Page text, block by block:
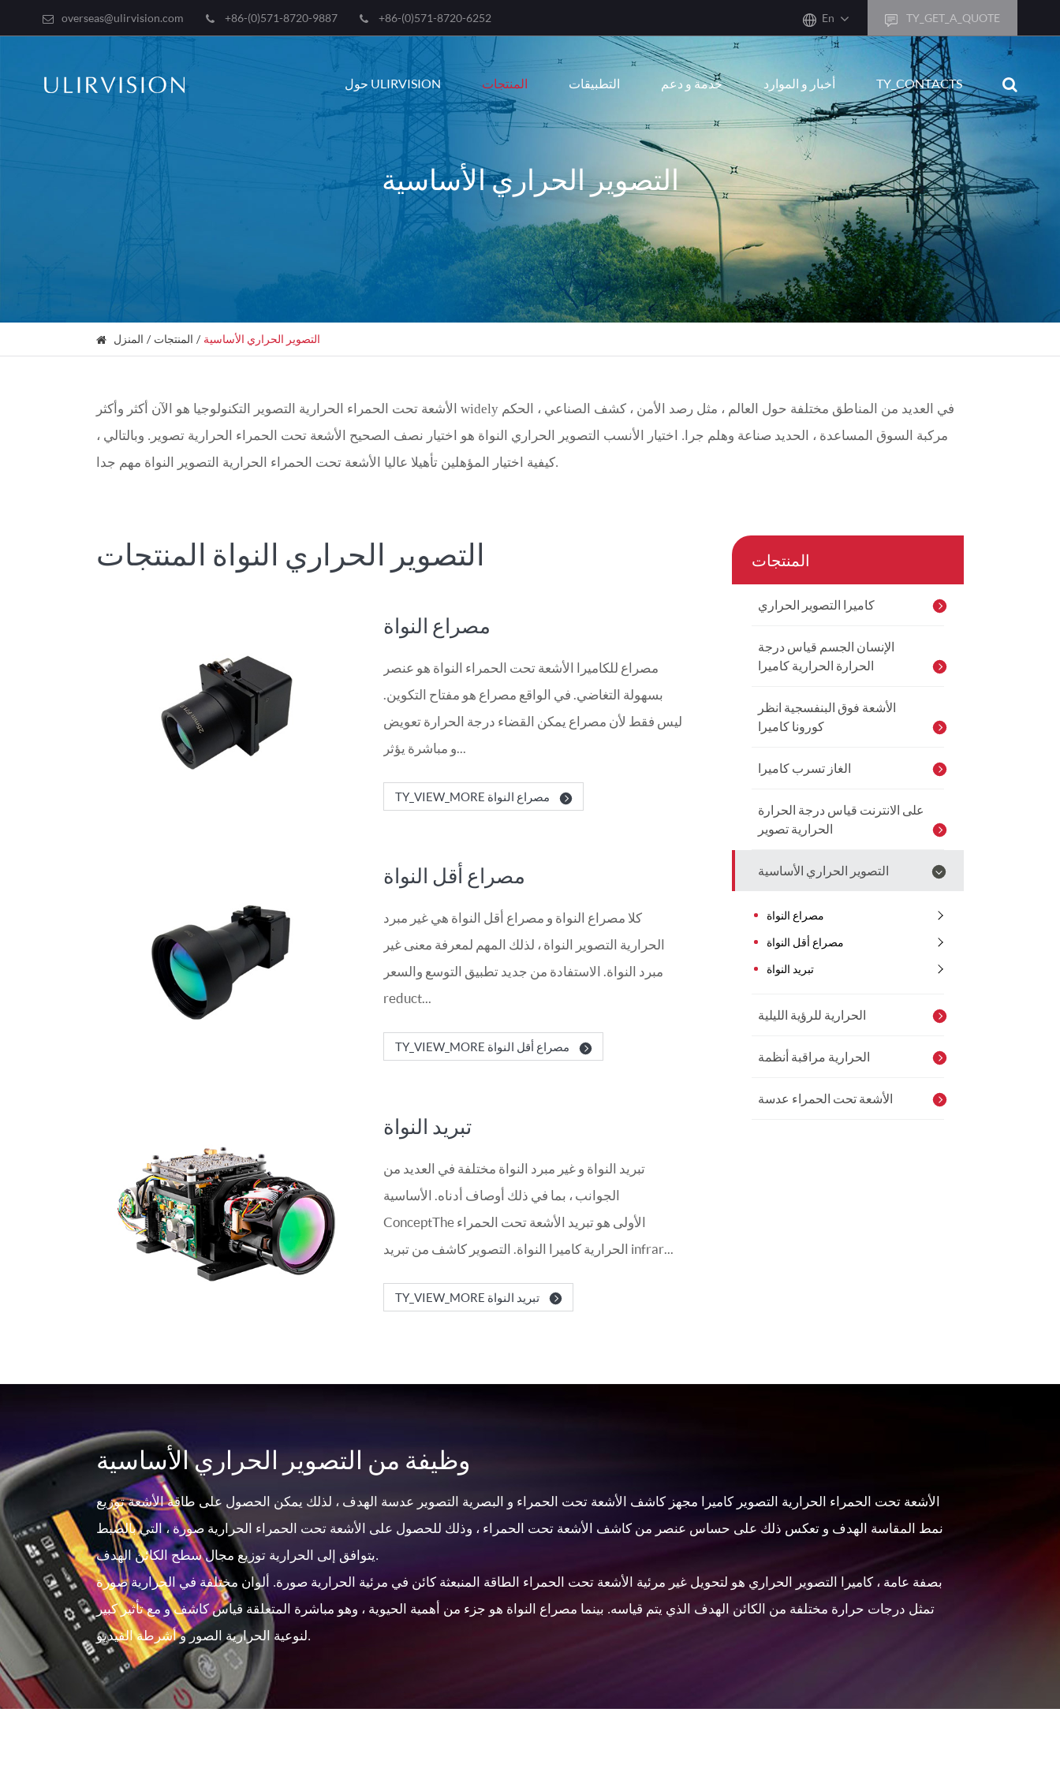
overseas@ulirvision.com +86-(0)571-8720-9887 +86-(0)571-8720-6252 En
English
한국어
français
Deutsch
Español
русский
português
Indonesia
TY_CHINAS
TY_GET_A_QUOTE
حول ULIRVISION المنتجات التطبيقات خدمة و دعم أخبار و الموارد TY_CONTACTS
التصوير الحراري الأساسية
المنزل المنتجات التصوير الحراري الأساسية
الأشعة تحت الحمراء الحرارية التصوير التكنولوجيا هو الآن أكثر وأكثر widely في العديد من المناطق مختلفة حول العالم ، مثل رصد الأمن ، كشف الصناعي ، الحكم
مركبة السوق المساعدة ، الحديد صناعة وهلم جرا. اختيار الأنسب التصوير الحراري النواة هو اختيار نصف الصحيح الأشعة تحت الحمراء الحرارية تصوير. وبالتالي ،
كيفية اختيار المؤهلين تأهيلا عاليا الأشعة تحت الحمراء الحرارية التصوير النواة مهم جدا.
التصوير الحراري النواة المنتجات
مصراع النواة
مصراع للكاميرا الأشعة تحت الحمراء النواة هو عنصر
بسهولة التغاضي. في الواقع مصراع هو مفتاح التكوين.
ليس فقط لأن مصراع يمكن القضاء درجة الحرارة تعويض
و مباشرة يؤثر...
مصراع أقل النواة
كلا مصراع النواة و مصراع أقل النواة هي غير مبرد
الحرارية التصوير النواة ، لذلك المهم لمعرفة معنى غير
مبرد النواة. الاستفادة من جديد تطبيق التوسع والسعر
reduct...
تبريد النواة
تبريد النواة و غير مبرد النواة مختلفة في العديد من
الجوانب ، بما في ذلك أوصاف أدناه. الأساسية
ConceptThe الأولى هو تبريد الأشعة تحت الحمراء
الحرارية كاميرا النواة. التصوير كاشف من تبريد infrar...
المنتجات
كاميرا التصوير الحراري
الإنسان الجسم قياس درجة
الحرارة الحرارية كاميرا
الأشعة فوق البنفسجية انظر
كورونا كاميرا
الغاز تسرب كاميرا
على الانترنت قياس درجة الحرارة
الحرارية تصوير
التصوير الحراري الأساسية
مصراع النواة
مصراع أقل النواة
تبريد النواة
الحرارية للرؤية الليلية
الحرارية مراقبة أنظمة
الأشعة تحت الحمراء عدسة
وظيفة من التصوير الحراري الأساسية
الأشعة تحت الحمراء الحرارية التصوير كاميرا مجهز كاشف الأشعة تحت الحمراء و البصرية التصوير عدسة الهدف ، لذلك يمكن الحصول على طاقة الأشعة توزيع
نمط المقاسة الهدف و تعكس ذلك على حساس عنصر من كاشف الأشعة تحت الحمراء ، وذلك للحصول على الأشعة تحت الحمراء الحرارية صورة ، التي بالضبط
يتوافق إلى الحرارية توزيع مجال سطح الكائن الهدف.
بصفة عامة ، كاميرا التصوير الحراري هو لتحويل غير مرئية الأشعة تحت الحمراء الطاقة المنبعثة كائن في مرئية الحرارية صورة. ألوان مختلفة في الحرارية صورة
تمثل درجات حرارة مختلفة من الكائن الهدف الذي يتم قياسه. بينما مصراع النواة هو جزء من أهمية الحيوية ، وهو مباشرة المتعلقة قياس كاشف و مع تأثير كبير
لنوعية الحرارية الصور و أشرطة الفيديو.